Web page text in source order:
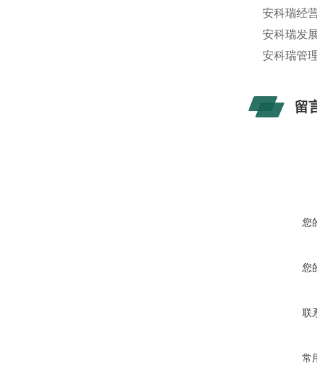
安科瑞经
安科瑞发
安科瑞管
留
您
您
联
常